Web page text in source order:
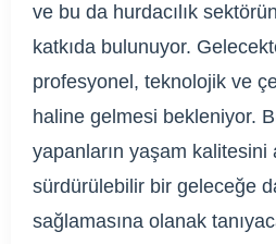
ve bu da hurdacılık
katkıda bulunuyor.
profesyonel, teknolojik ve
haline gelmesi bekleniyor.
yapanların yaşam kalitesini
sürdürülebilir bir geleceğe
sağlamasına olanak